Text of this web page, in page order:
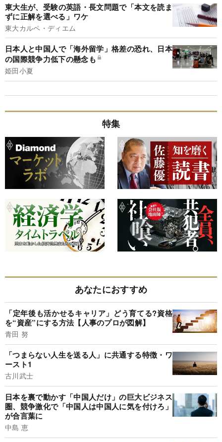
東大生が、受験の英語・長文問題で「本文を読ま
ずに正解を選べる」ワケ
東大カルペ・ディエム
日本人と中国人で「海外留学」格差の恐れ、日本
の国際競争力低下の懸念も
姫田小夏
特集
あなたにおすすめ
「定年後も活かせるキャリア」どう育てる?資格
を“資産”にする方法【人事のプロが図解】
青田 努
「つまらない人生を送る人」に共通する特徴・ワ
ースト1
古川武士
日本を裏で動かす「中国人だけ」の巨大ビジネス
圏、競争激化で「中国人は中国人に気を付けろ」
が合言葉に
中島 恵